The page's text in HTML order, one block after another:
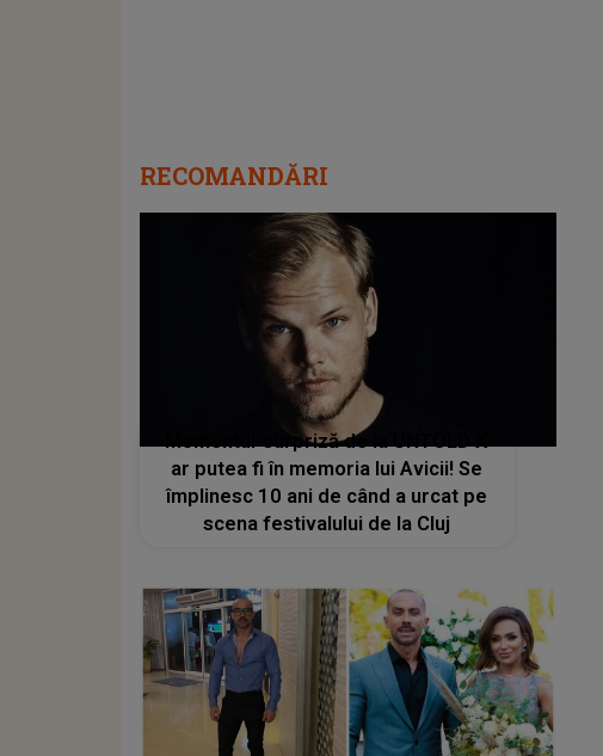
RECOMANDĂRI
Momentul-surpriză de la UNTOLD X
ar putea fi în memoria lui Avicii! Se
împlinesc 10 ani de când a urcat pe
scena festivalului de la Cluj